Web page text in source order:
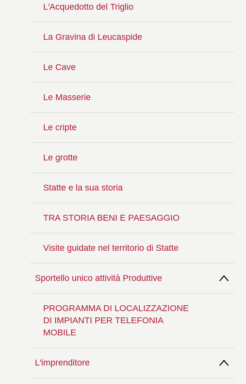
L'Acquedotto del Triglio
La Gravina di Leucaspide
Le Cave
Le Masserie
Le cripte
Le grotte
Statte e la sua storia
TRA STORIA BENI E PAESAGGIO
Visite guidate nel territorio di Statte
Sportello unico attività Produttive
PROGRAMMA DI LOCALIZZAZIONE
DI IMPIANTI PER TELEFONIA
MOBILE
L'imprenditore